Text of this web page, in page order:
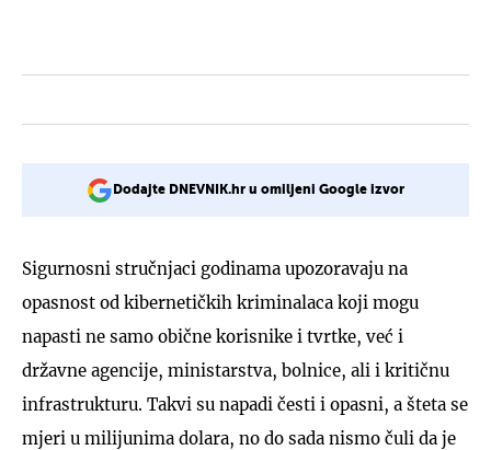
Dodajte DNEVNIK.hr u omiljeni Google izvor
Sigurnosni stručnjaci godinama upozoravaju na
opasnost od kibernetičkih kriminalaca koji mogu
napasti ne samo obične korisnike i tvrtke, već i
državne agencije, ministarstva, bolnice, ali i kritičnu
infrastrukturu. Takvi su napadi česti i opasni, a šteta se
mjeri u milijunima dolara, no do sada nismo čuli da je